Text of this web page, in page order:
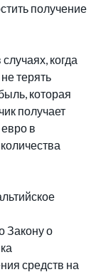
получение
когда
терять
которая
получает
в
Закону о
средств на